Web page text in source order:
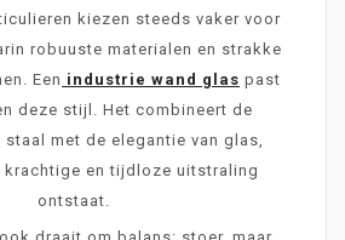
kiezen steeds vaker voor
robuuste materialen en strakke
Een industrie wand glas past
deze stijl. Het combineert de
staal met de elegantie van glas,
krachtige en tijdloze uitstraling
ontstaat.